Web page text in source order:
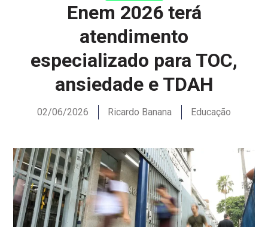
Enem 2026 terá
atendimento
especializado para TOC,
ansiedade e TDAH
02/06/2026 Ricardo Banana Educação